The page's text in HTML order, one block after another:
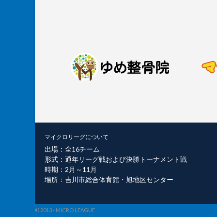
マイクロリーグについて
出場：全16チーム
形式：通年リーグ戦および決勝トーナメント戦
時期：2月～11月
場所：吉川市総合体育館・旭地区センター
© 2013 - MICRO LEAGUE